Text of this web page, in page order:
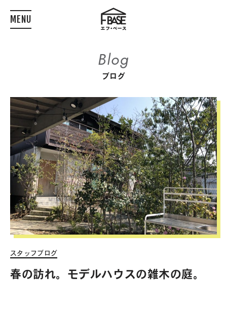
MENU
Blog
ブログ
スタッフブログ
春の訪れ。モデルハウスの雑木の庭。